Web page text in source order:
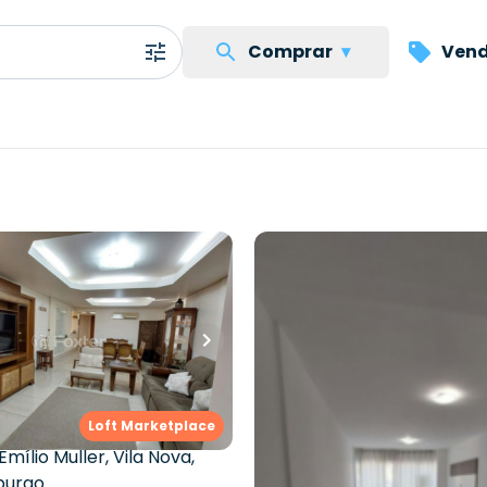
Comprar ▾
Loft Marketplace
•1banheiro•
• Empreendimento
Muller, 56 - Novo
Muller,Vila Nova,
Rua Poços de Caldas,Vila
Hamburgo